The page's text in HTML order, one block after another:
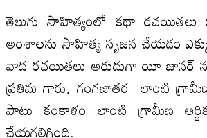
తెలుగు సాహిత్యంలో కథా
అంశాలను సాహిత్య సృజన చేయడం
వాద రచయితలు అరుదుగా యీ జానర్ ను
ప్రతిమ గారు, గంగజాతర లాంటి
పాటు కంకాళం లాంటి గ్రామీణ
చేయగలిగింది.